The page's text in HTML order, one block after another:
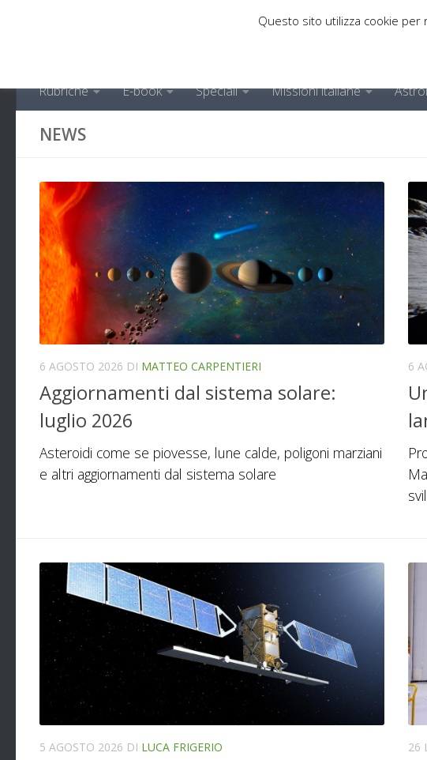
Rubriche E-book Speciali Missioni italiane
NEWS
6 AGOSTO 2026 DI MATTEO CARPENTIERI
Aggiornamenti dal sistema solare:
luglio 2026
Asteroidi come se piovesse, lune calde, poligoni marziani
e altri aggiornamenti dal sistema solare
6
5 AGOSTO 2026 DI LUCA FRIGERIO 26
Questo sito utilizza cookie per